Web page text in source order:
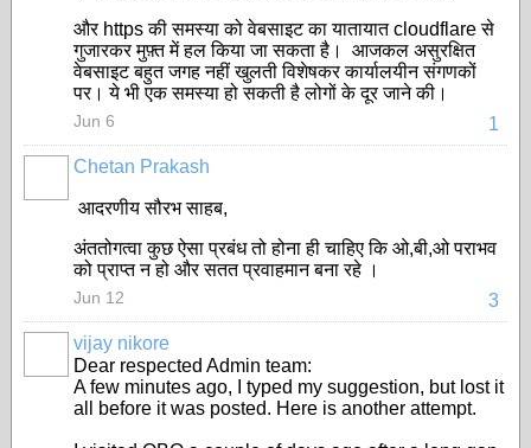
और https की समस्या को वेबसाइट का यातायात cloudflare से
गुजारकर मुफ़्त में हल किया जा सकता है। आजकल असुरक्षित
वेबसाइट बहुत जगह नहीं खुलती विशेषकर कार्यालयीन संगणकों
पर। ये भी एक समस्या हो सकती है लोगों के दूर जाने की।
1
Jun 6
Chetan Prakash
आदरणीय सौरभ साहब,
अंततोगत्वा कुछ ऐसा प्रबंध तो होना ही चाहिए कि ओ,बी,ओ पराभव
को प्राप्त न हो और सतत प्रवाहमान बना रहे ।
3
Jun 12
vijay nikore
Dear respected Admin team:
A few minutes ago, I typed my suggestion, but lost it
all before it was posted. Here is another attempt.